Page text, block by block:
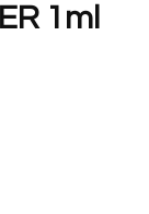
1ml